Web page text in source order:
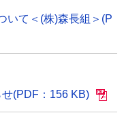
いて＜(株)森長組＞(P
(PDF：156 KB)